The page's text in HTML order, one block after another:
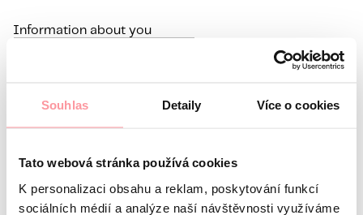
Souhlas Detaily Více o cookies
Tato webová stránka používá cookies
K personalizaci obsahu a reklam, poskytování funkcí
sociálních médií a analýze naší návštěvnosti využíváme
Information about you
as possible, don't be afraid to ask us anything